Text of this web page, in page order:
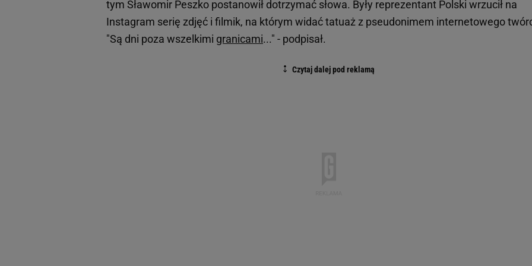
tym Sławomir Peszko postanowił dotrzymać słowa. Były reprezentant Polski wrzucił na
Instagram serię zdjęć i filmik, na którym widać tatuaż z pseudonimem internetowego
"Są dni poza wszelkimi granicami..." - podpisał.